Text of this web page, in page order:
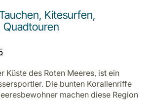
Kitesurfen,
Quadtouren
Küste des Roten Meeres, ist ein
Die bunten Korallenriffe
machen diese Region